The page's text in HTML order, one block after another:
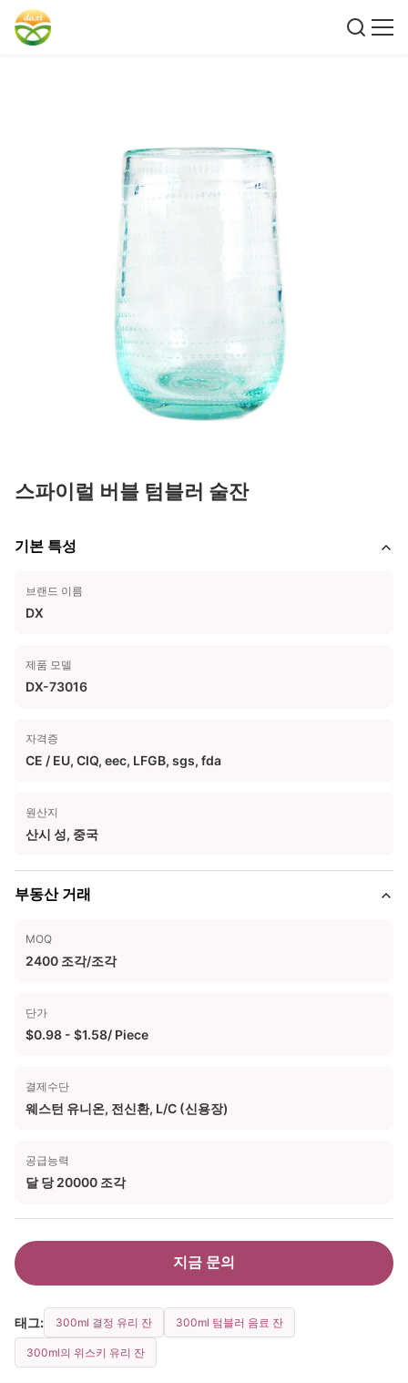
스파이럴 버블 텀블러 술잔
기본 특성
브랜드 이름
DX
제품 모델
DX-73016
자격증
CE / EU, CIQ, eec, LFGB, sgs, fda
원산지
산시 성, 중국
부동산 거래
MOQ
2400 조각/조각
단가
$0.98 - $1.58/ Piece
결제수단
웨스턴 유니온, 전신환, L/C (신용장)
공급능력
달 당 20000 조각
지금 문의
태그: 300ml 결정 유리 잔 300ml 텀블러 음료 잔
300ml의 위스키 유리 잔